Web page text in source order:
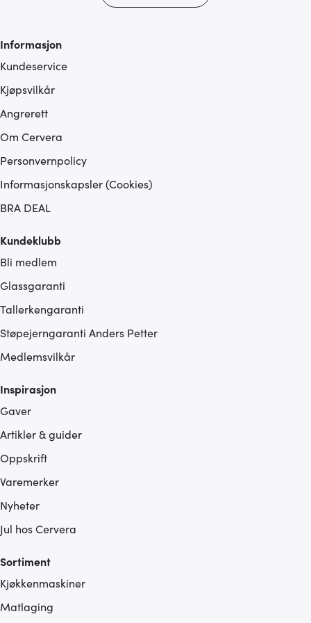
Informasjon
Kundeservice
Kjøpsvilkår
Angrerett
Om Cervera
Personvernpolicy
Informasjonskapsler (Cookies)
BRA DEAL
Kundeklubb
Bli medlem
Glassgaranti
Tallerkengaranti
Støpejerngaranti Anders Petter
Medlemsvilkår
Inspirasjon
Gaver
Artikler & guider
Oppskrift
Varemerker
Nyheter
Jul hos Cervera
Sortiment
Kjøkkenmaskiner
Matlaging